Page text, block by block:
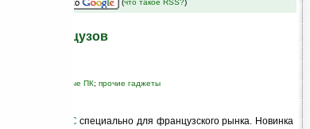
(что такое RSS?)
для французов
планшетные ПК; прочие гаджеты
UMPC специально для французского рынка. Новинка